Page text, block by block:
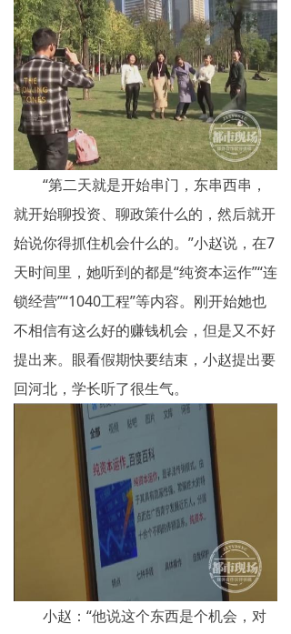
“第二天就是开始串门，东串西串，
就开始聊投资、聊政策什么的，然后就开
始说你得抓住机会什么的。”小赵说，在7
天时间里，她听到的都是“纯资本运作”“连
锁经营”“1040工程”等内容。刚开始她也
不相信有这么好的赚钱机会，但是又不好
提出来。眼看假期快要结束，小赵提出要
回河北，学长听了很生气。
小赵：“他说这个东西是个机会，对